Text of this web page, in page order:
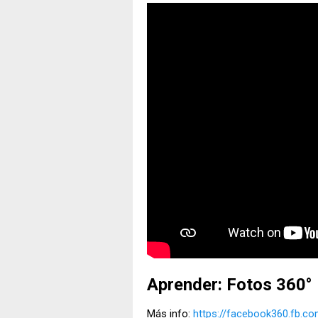
Aprender: Fotos 360°
Más info: https://